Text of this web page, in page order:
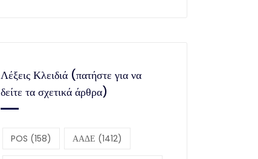
Λέξεις Κλειδιά (πατήστε για να
δείτε τα σχετικά άρθρα)
POS (158) ΑΑΔΕ (1412)